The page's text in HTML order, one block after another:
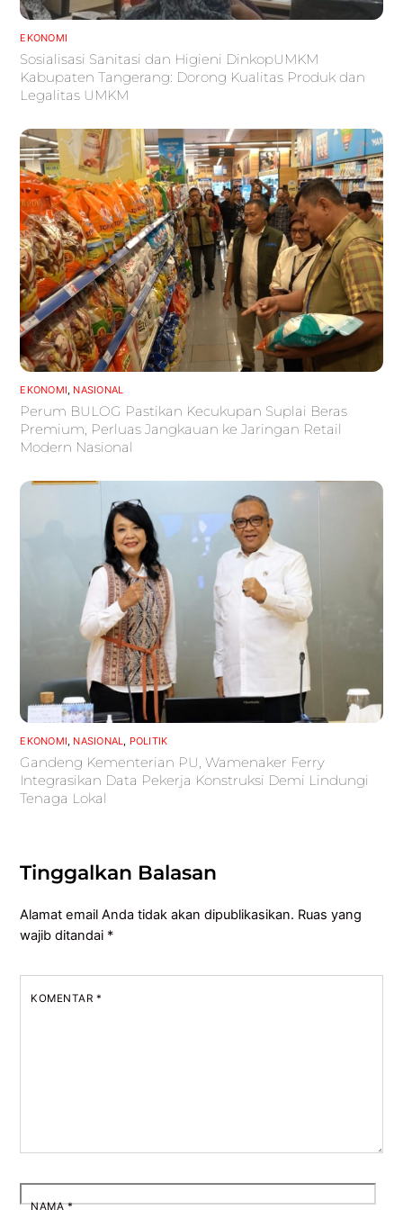
EKONOMI
Sosialisasi Sanitasi dan Higieni DinkopUMKM
Kabupaten Tangerang: Dorong Kualitas Produk dan
Legalitas UMKM
EKONOMI NASIONAL
Perum BULOG Pastikan Kecukupan Suplai Beras
Premium, Perluas Jangkauan ke Jaringan Retail
Modern Nasional
EKONOMI NASIONAL POLITIK
Gandeng Kementerian PU, Wamenaker Ferry
Integrasikan Data Pekerja Konstruksi Demi Lindungi
Tenaga Lokal
Tinggalkan Balasan
Alamat email Anda tidak akan dipublikasikan. Ruas yang
wajib ditandai *
KOMENTAR *
NAMA*